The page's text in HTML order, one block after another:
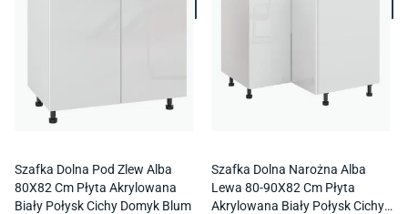
Szafka Dolna Pod Zlew Alba
80X82 Cm Płyta Akrylowana
Biały Połysk Cichy Domyk Blum
Szafka Dolna Narożna Alba
Lewa 80-90X82 Cm Płyta
Akrylowana Biały Połysk Cichy